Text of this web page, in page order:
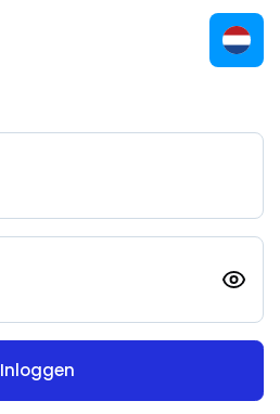
Inloggen